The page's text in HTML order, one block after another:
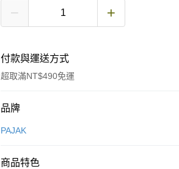
付款與運送方式
超取滿NT$490免運
付款方式
信用卡一次付款
品牌
PAJAK
商品特色